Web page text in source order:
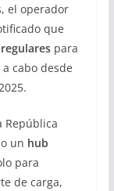
el operador
que
para
cabo desde
República
un hub
para
de carga,